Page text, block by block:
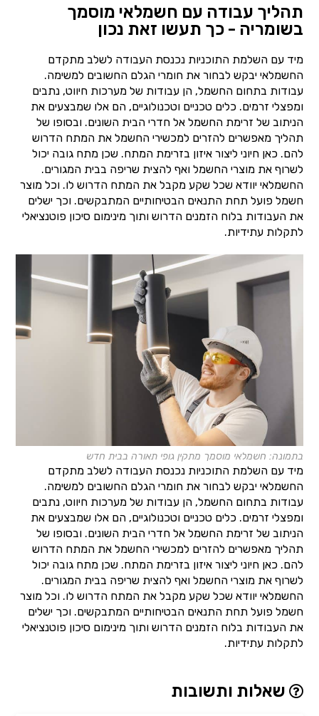
תהליך עבודה עם חשמלאי מוסמך
בשומריה - כך תעשו זאת נכון
מיד עם השלמת התוכניות נכנסת העבודה לשלב מתקדם
החשמלאי יבקש לבחור את חומרי הגלם החשובים למשימה.
עבודות בתחום החשמל, הן עבודות של מערכות חיווט, נתבים
ומפצלי זרמים. כלים טכניים וטכנולוגיים, הם אלו שמבצעים את
הניתוב של זרימת החשמל אל חדרי הבית השונים. ובסופו של
תהליך מאפשרים להזרים למכשירי החשמל את המתח הדרוש
להם. כאן חיוני ליצור איזון בזרימת המתח. שכן מתח גובה יכול
לשרוף את מוצרי החשמל ואף להצית שריפה בבית המגורים.
החשמלאי יוודא שכל שקע מקבל את המתח הדרוש לו. וכל מוצר
חשמל פועל תחת התנאים הבטיחותיים המתבקשים. וכך ישלים
את העבודות בלוח הזמנים הדרוש ותוך מינימום סיכון פוטנציאלי
לתקלות עתידיות.
בתמונה: חשמלאי מוסמך מתקין גופי תאורה בבית חדש
מיד עם השלמת התוכניות נכנסת העבודה לשלב מתקדם
החשמלאי יבקש לבחור את חומרי הגלם החשובים למשימה.
עבודות בתחום החשמל, הן עבודות של מערכות חיווט, נתבים
ומפצלי זרמים. כלים טכניים וטכנולוגיים, הם אלו שמבצעים את
הניתוב של זרימת החשמל אל חדרי הבית השונים. ובסופו של
תהליך מאפשרים להזרים למכשירי החשמל את המתח הדרוש
להם. כאן חיוני ליצור איזון בזרימת המתח. שכן מתח גובה יכול
לשרוף את מוצרי החשמל ואף להצית שריפה בבית המגורים.
החשמלאי יוודא שכל שקע מקבל את המתח הדרוש לו. וכל מוצר
חשמל פועל תחת התנאים הבטיחותיים המתבקשים. וכך ישלים
את העבודות בלוח הזמנים הדרוש ותוך מינימום סיכון פוטנציאלי
לתקלות עתידיות.
שאלות ותשובות